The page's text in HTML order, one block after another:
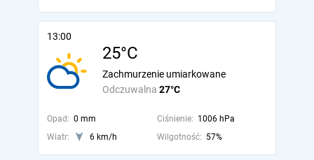
13:00
25°C
Odczuwalna 27°C
Zachmurzenie umiarkowane
Opad: 0 mm Ciśnienie: 1006 hPa
Wiatr:
6 km/h Wilgotność: 57%